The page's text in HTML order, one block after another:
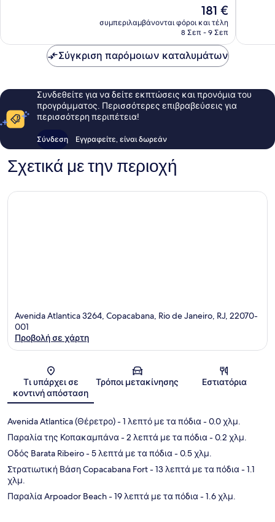
σχόλια
Η
τιμή
είναι
181 €
συμπεριλαμβάνονται φόροι και τέλη
8 Σεπ - 9 Σεπ
Σύγκριση παρόμοιων καταλυμάτων
Συνδεθείτε για να δείτε εκπτώσεις και προνόμια του
προγράμματος. Περισσότερες επιβραβεύσεις για
περισσότερη περιπέτεια!
Σύνδεση Εγγραφείτε, είναι δωρεάν
Σχετικά με την περιοχή
Avenida Atlantica 3264, Copacabana, Rio de Janeiro, RJ, 22070-
001
Προβολή σε χάρτη
Τι υπάρχει σε
κοντινή απόσταση
Τρόποι μετακίνησης Εστιατόρια
Avenida Atlantica (Θέρετρο)- 1 λεπτό με τα πόδια- 0.0 χλμ.
Παραλία της Κοπακαμπάνα- 2 λεπτά με τα πόδια- 0.2 χλμ.
Οδός Barata Ribeiro- 5 λεπτά με τα πόδια- 0.5 χλμ.
Στρατιωτική Βάση Copacabana Fort- 13 λεπτά με τα πόδια- 1.1
χλμ.
Παραλία Arpoador Beach- 19 λεπτά με τα πόδια- 1.6 χλμ.